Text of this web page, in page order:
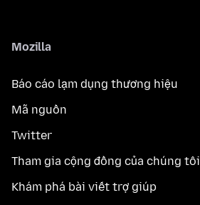
Mozilla
Báo cáo lạm dụng thương hiệu
Mã nguồn
Twitter
Tham gia cộng đồng của chúng tôi
Khám phá bài viết trợ giúp